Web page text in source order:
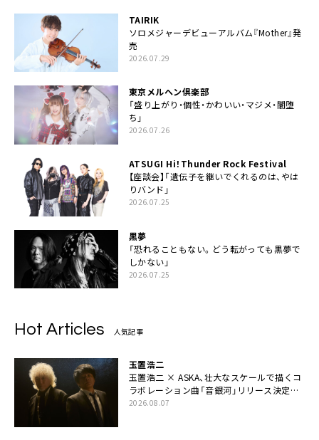
TAIRIK
ソロメジャーデビューアルバム『Mother』発
売
2026.07.29
東京メルヘン倶楽部
「盛り上がり・個性・かわいい・マジメ・闇堕
ち」
2026.07.26
ATSUGI Hi！Thunder Rock Festival
【座談会】「遺伝子を継いでくれるのは、やは
りバンド」
2026.07.25
黒夢
「恐れることもない。どう転がっても黒夢で
しかない」
2026.07.25
Hot Articles 人気記事
玉置浩二
玉置浩二 × ASKA、壮大なスケールで描くコ
ラボレーション曲「音銀河」リリース決定。
カップリングには新曲「命の宿り」収録も
2026.08.07